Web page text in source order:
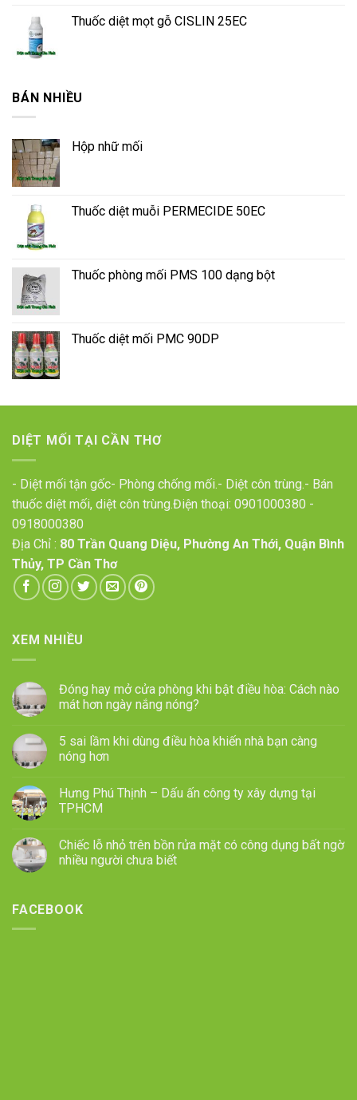
Thuốc diệt mọt gỗ CISLIN 25EC
BÁN NHIỀU
Hộp nhữ mối
Thuốc diệt muỗi PERMECIDE 50EC
Thuốc phòng mối PMS 100 dạng bột
Thuốc diệt mối PMC 90DP
DIỆT MỐI TẠI CẦN THƠ
- Diệt mối tận gốc- Phòng chống mối.- Diệt côn trùng.- Bán
thuốc diệt mối, diệt côn trùng.Điện thoại: 0901000380 -
0918000380
Địa Chỉ : 80 Trần Quang Diệu, Phường An Thới, Quận Bình
Thủy, TP Cần Thơ
XEM NHIỀU
Đóng hay mở cửa phòng khi bật điều hòa: Cách nào
mát hơn ngày nắng nóng?
5 sai lầm khi dùng điều hòa khiến nhà bạn càng
nóng hơn
Hưng Phú Thịnh – Dấu ấn công ty xây dựng tại
TPHCM
Chiếc lỗ nhỏ trên bồn rửa mặt có công dụng bất ngờ
nhiều người chưa biết
FACEBOOK